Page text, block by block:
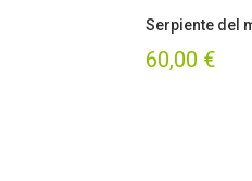
Serpiente del
60,00 €